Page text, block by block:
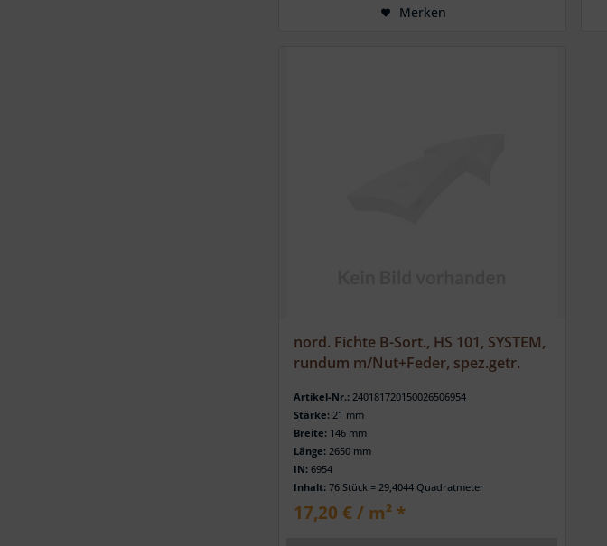
Merken
nord. Fichte B-Sort., HS 101, SYSTEM,
rundum m/Nut+Feder, spez.getr.
Artikel-Nr.: 240181720150026506954
Stärke: 21 mm
Breite: 146 mm
Länge: 2650 mm
IN: 6954
Inhalt: 76 Stück = 29,4044 Quadratmeter
17,20 € / m² *